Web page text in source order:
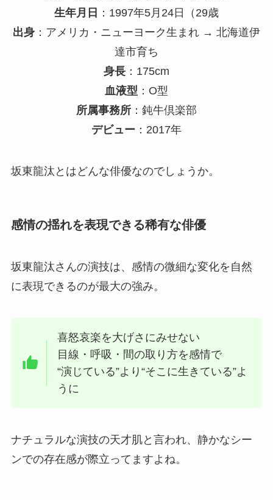
生年月日 ：1997年5月24日（29歳
出身 ：アメリカ・ニューヨーク生まれ → 北海道伊
達市育ち
身長 ：175cm
血液型 ：O型
所属事務所 ：鈍牛倶楽部
デビュー ：2017年
坂東龍汰とはどんな俳優なのでしょうか。
感情の揺れを表現できる稀有な俳優
坂東龍汰さんの演技は、感情の微細な変化を自然
に表現できるのが最大の強み。
喜怒哀楽を大げさにみせない
目線・呼吸・間の取り方を感情で
“演じている”より“そこに生きている”よ
うに
ナチュラルな演技の天才肌と言われ、静かなシー
ンでの存在感が際立ってますよね。